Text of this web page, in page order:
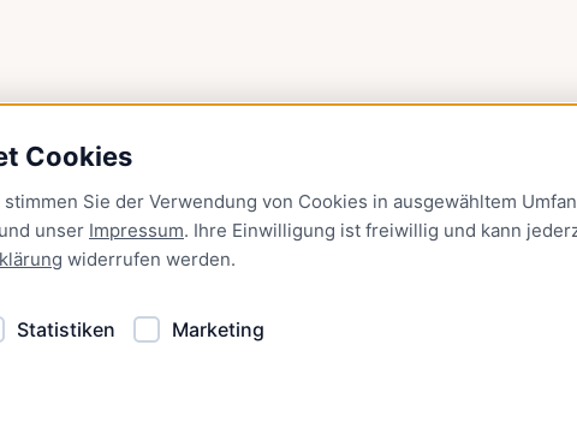
Cookies
Sie der Verwendung von Cookies in ausgewähltem
und unser Impressum. Ihre Einwilligung ist freiwillig und kann
widerrufen werden.
Statistiken Marketing